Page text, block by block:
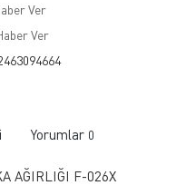
Ver
Ver
Yorumlar 0
AĞIRLIĞI F-026X